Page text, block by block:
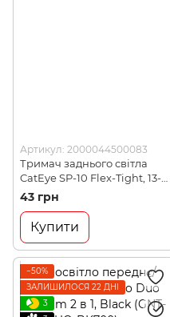
Артикул: 2000044500083
Тримач заднього світла
CatEye SP-10 Flex-Tight, 13-
32 мм (CT EY)
43 грн
Купити
−50%
ЗАЛИШИЛОСЯ 22 ДНІ
3